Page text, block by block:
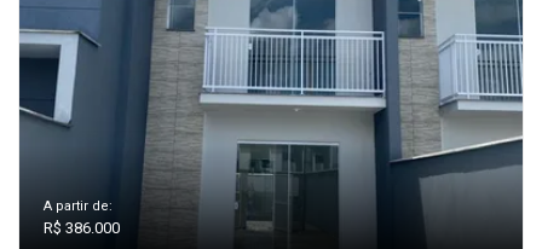
A partir de:
R$ 386.000